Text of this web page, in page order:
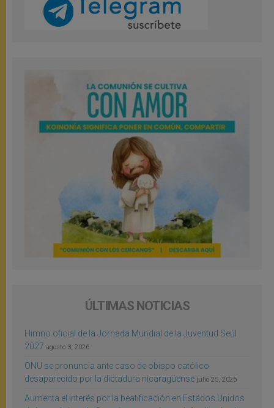
ÚLTIMAS NOTICIAS
Himno oficial de la Jornada Mundial de la Juventud Seúl
2027 agosto 3, 2026
ONU se pronuncia ante caso de obispo católico
desaparecido por la dictadura nicaragüense julio 25, 2026
Aumenta el interés por la beatificación en Estados Unidos